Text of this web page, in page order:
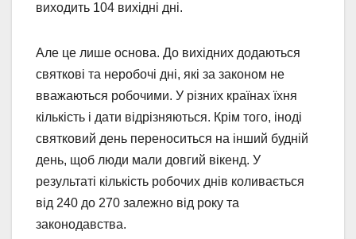
виходить 104 вихідні дні.
Але це лише основа. До вихідних додаються
святкові та неробочі дні, які за законом не
вважаються робочими. У різних країнах їхня
кількість і дати відрізняються. Крім того, іноді
святковий день переноситься на інший будній
день, щоб люди мали довгий вікенд. У
результаті кількість робочих днів коливається
від 240 до 270 залежно від року та
законодавства.